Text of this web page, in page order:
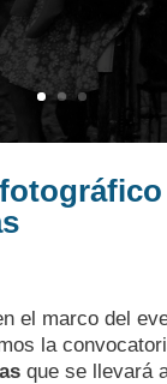
el marco del
la
que se llevará